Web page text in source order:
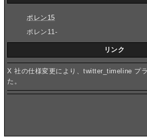
ポレン15
ポレン11-
リンク
X 社の仕様変更により、twitter_timeline プ
た。